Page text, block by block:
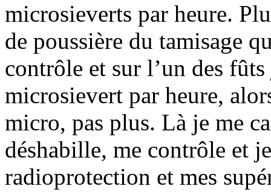
microsieverts par heure.
de poussière du tamisage
contrôle et sur l’un des
microsievert par heure,
micro, pas plus. Là je me
déshabille, me contrôle et
radioprotection et mes